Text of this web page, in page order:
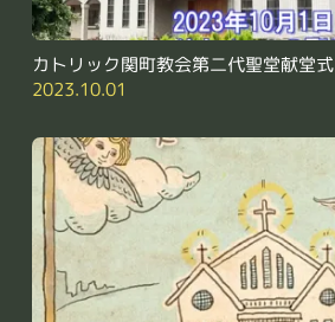
カトリック関町教会第二代聖堂献堂式
2023.10.01